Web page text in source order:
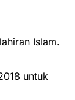
Islam.
untuk